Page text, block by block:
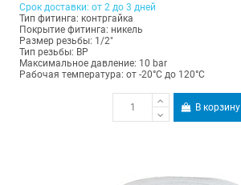
Срок доставки: от 2 до 3 дней
Тип фитинга: контргайка
Покрытие фитинга: никель
Размер резьбы: 1/2"
Тип резьбы: ВР
Максимальное давление: 10 bar
Рабочая температура: от -20°C до 120°C
В корзину